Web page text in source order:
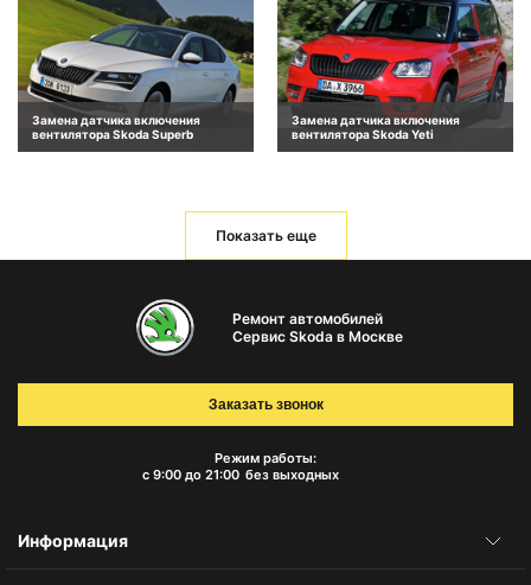
Замена датчика включения
вентилятора Skoda Superb
Замена датчика включения
вентилятора Skoda Yeti
Показать еще
Ремонт автомобилей
Сервис Skoda в Москве
Режим работы:
с 9:00 до 21:00 без выходных
Заказать звонок
Информация